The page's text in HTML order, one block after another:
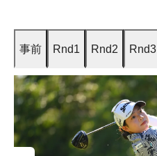
事前 Rnd1 Rnd2 Rnd3